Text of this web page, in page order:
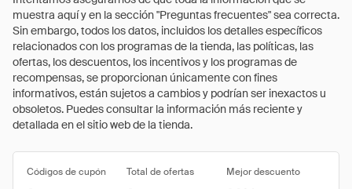
muestra aquí y en la sección "Preguntas frecuentes" sea correcta.
Sin embargo, todos los datos, incluidos los detalles específicos
relacionados con los programas de la tienda, las políticas, las
ofertas, los descuentos, los incentivos y los programas de
recompensas, se proporcionan únicamente con fines
informativos, están sujetos a cambios y podrían ser inexactos u
obsoletos. Puedes consultar la información más reciente y
detallada en el sitio web de la tienda.
Códigos de cupón Total de ofertas Mejor descuento